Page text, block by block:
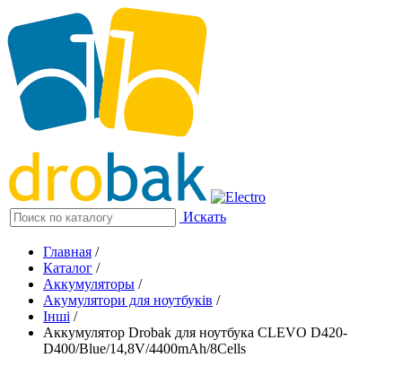
Искать
Главная /
Каталог /
Аккумуляторы /
Акумулятори для ноутбуків /
Інші /
Аккумулятор Drobak для ноутбука CLEVO D420-
D400/Blue/14,8V/4400mAh/8Cells